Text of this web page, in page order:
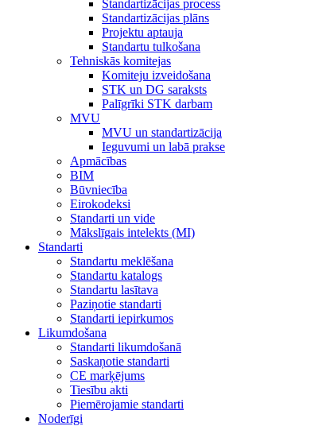
Standartizācijas process
Standartizācijas plāns
Projektu aptauja
Standartu tulkošana
Tehniskās komitejas
Komiteju izveidošana
STK un DG saraksts
Palīgrīki STK darbam
MVU
MVU un standartizācija
Ieguvumi un labā prakse
Apmācības
BIM
Būvniecība
Eirokodeksi
Standarti un vide
Mākslīgais intelekts (MI)
Standarti
Standartu meklēšana
Standartu katalogs
Standartu lasītava
Paziņotie standarti
Standarti iepirkumos
Likumdošana
Standarti likumdošanā
Saskaņotie standarti
CE marķējums
Tiesību akti
Piemērojamie standarti
Noderīgi